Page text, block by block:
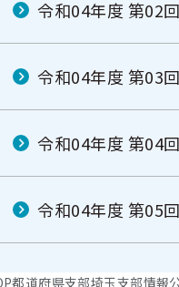
令和04年度 第02回
令和04年度 第03回
令和04年度 第04回
令和04年度 第05回
都道府県支部埼玉支部情報